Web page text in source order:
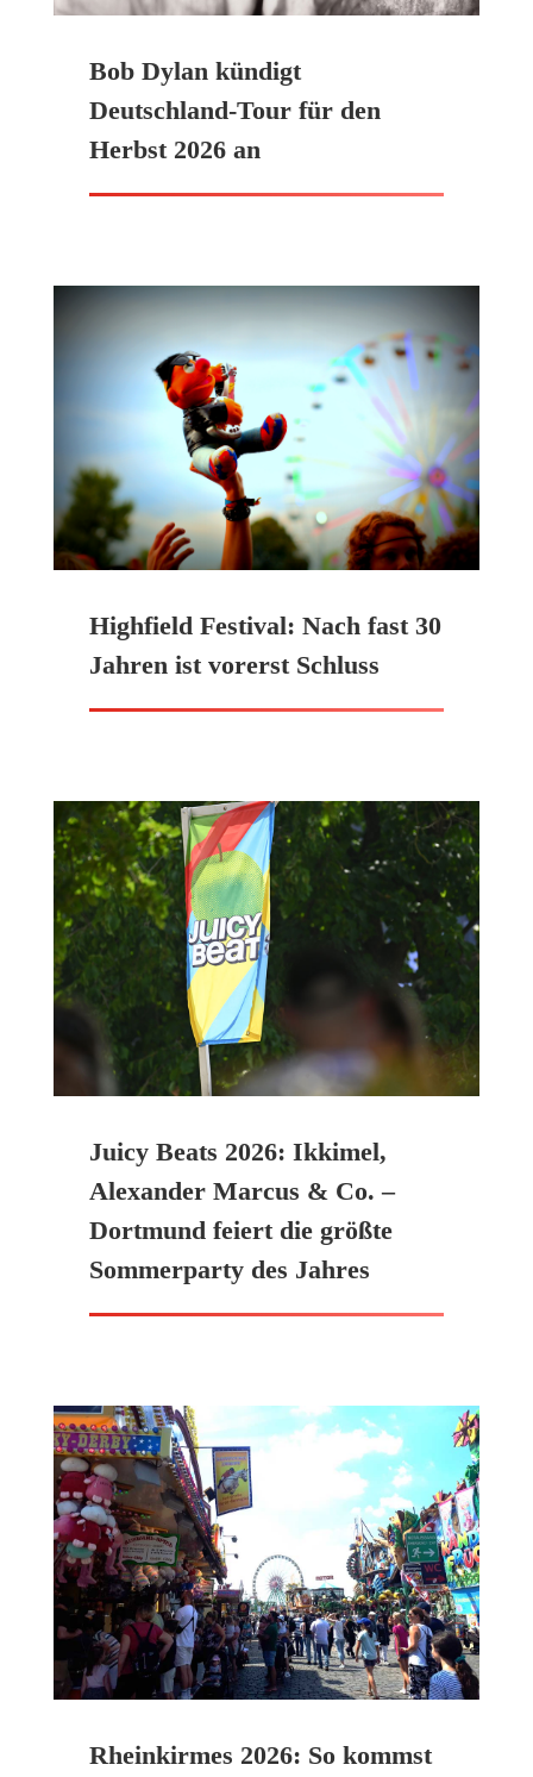
Bob Dylan kündigt
Deutschland-Tour für den
Herbst 2026 an
Highfield Festival: Nach fast 30
Jahren ist vorerst Schluss
Juicy Beats 2026: Ikkimel,
Alexander Marcus & Co. –
Dortmund feiert die größte
Sommerparty des Jahres
Rheinkirmes 2026: So kommst